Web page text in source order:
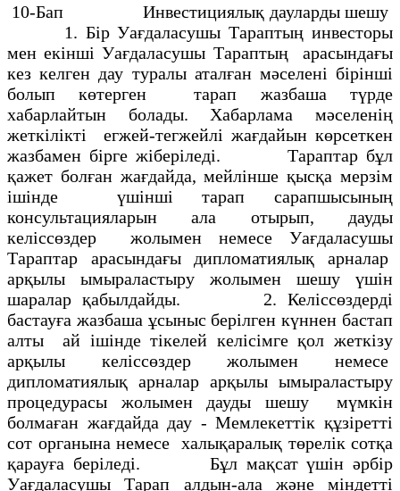
10-Бап Инвестициялық дауларды шешу
1. Бiр Уағдаласушы Тараптың инвесторы
мен екiншi Уағдаласушы Тараптың арасындағы
кез келген дау туралы аталған мәселенi бiрiншi
болып көтерген тарап жазбаша түрде
хабарлайтын болады. Хабарлама мәселенің
жеткiлiктi егжей-тегжейлi жағдайын көрсеткен
жазбамен бiрге жiберiледi. Тараптар бұл
қажет болған жағдайда, мейлiнше қысқа мерзiм
iшiнде үшiншi тарап сарапшысының
консультацияларын ала отырып, дауды
келiссөздер жолымен немесе Уағдаласушы
Тараптар арасындағы дипломатиялық арналар
арқылы ымыраластыру жолымен шешу үшiн
шаралар қабылдайды. 2. Келiссөздердi
бастауға жазбаша ұсыныс берiлген күннен бастап
алты ай iшiнде тiкелей келiсiмге қол жеткiзу
арқылы келiссөздер жолымен немесе
дипломатиялық арналар арқылы ымыраластыру
процедурасы жолымен дауды шешу мүмкiн
болмаған жағдайда дау - Мемлекеттiк құзiреттi
сот органына немесе халықаралық төрелiк сотқа
қарауға берiледi. Бұл мақсат үшiн әрбiр
Уағдаласушы Тарап алдын-ала және мiндеттi